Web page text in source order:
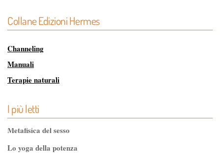
Collane Edizioni Hermes
Channeling
Manuali
Terapie naturali
I più letti
Metafisica del sesso
Lo yoga della potenza